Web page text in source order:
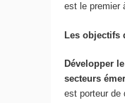
est le premier
Les objectifs
Développer
secteurs
est porteur de